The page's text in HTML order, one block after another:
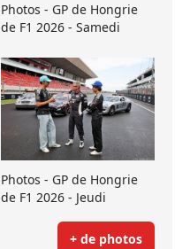
Photos - GP de Hongrie
de F1 2026 - Samedi
Photos - GP de Hongrie
de F1 2026 - Jeudi
+ de photos